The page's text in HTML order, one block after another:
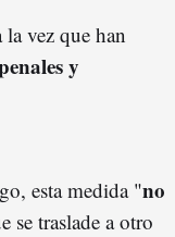
vez que han
y
esta medida "no
se traslade a otro